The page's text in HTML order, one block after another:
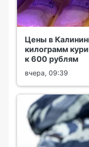
Цены в
килограмм
к 600 рублям
вчера, 09:39